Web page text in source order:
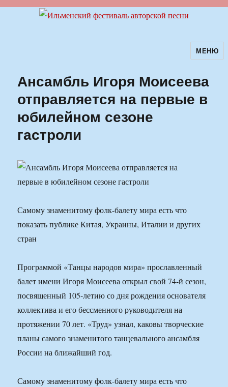
Ильменский фестиваль авторскойМЕНЮ
Ансамбль Игоря Моисеева
отправляется на первые в
юбилейном сезоне
гастроли
Самому знаменитому фолк-балету мира есть что
показать публике Китая, Украины, Италии и других
стран
Программой «Танцы народов мира» прославленный
балет имени Игоря Моисеева открыл свой 74-й сезон,
посвященный 105-летию со дня рождения основателя
коллектива и его бессменного руководителя на
протяжении 70 лет. «Труд» узнал, каковы творческие
планы самого знаменитого танцевального ансамбля
России на ближайший год.
Самому знаменитому фолк-балету мира есть что